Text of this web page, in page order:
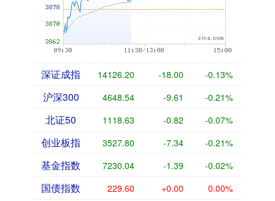
深证成指 14126.20 -18.00 -0.13%
沪深300 4648.54 -9.61 -0.21%
北证50 1118.63 -0.82 -0.07%
创业板指 3527.80 -7.34 -0.21%
基金指数 7230.04 -1.39 -0.02%
国债指数 229.60 +0.00 0.00%